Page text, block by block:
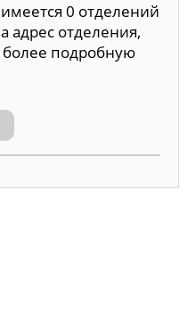
0 отделений
адрес отделения,
подробную